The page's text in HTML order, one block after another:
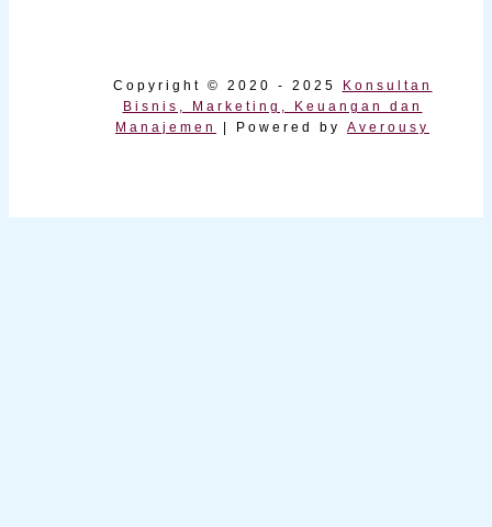
Copyright © 2020 - 2025
Konsultan
Bisnis, Marketing, Keuangan dan
Manajemen
| Powered by Averousy